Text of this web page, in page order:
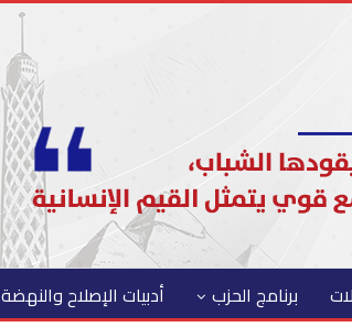
برنامج الحزب أدبيات الإصلاح والنهضة